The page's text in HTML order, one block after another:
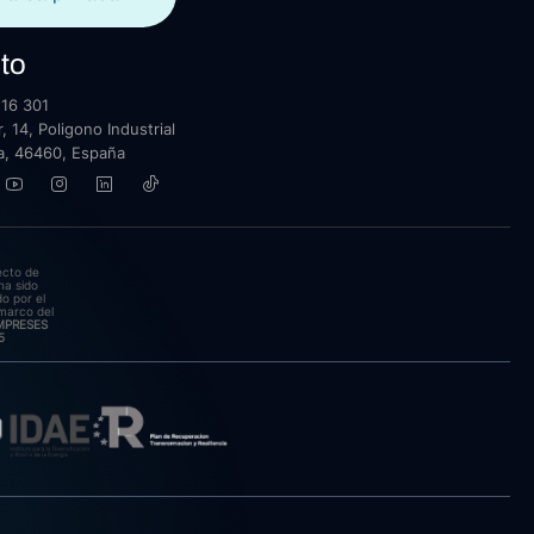
301
14, Poligono Industrial
46460, España
de
sido
por el
del